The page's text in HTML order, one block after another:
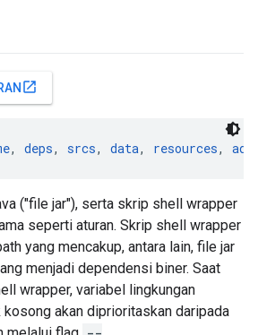
open_in_new
, deps, srcs, data, resources,
("file jar"), serta skrip shell wrapper
seperti aturan. Skrip shell wrapper
yang mencakup, antara lain, file jar
menjadi dependensi biner. Saat
wrapper, variabel lingkungan
kosong akan diprioritaskan daripada